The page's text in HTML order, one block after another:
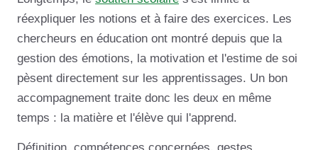
réexpliquer les notions et à faire des exercices. Les
chercheurs en éducation ont montré depuis que la
gestion des émotions, la motivation et l'estime de soi
pèsent directement sur les apprentissages. Un bon
accompagnement traite donc les deux en même
temps : la matière et l'élève qui l'apprend.